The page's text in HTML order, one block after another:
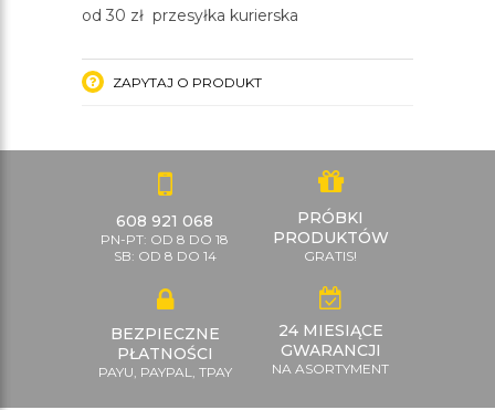
od 30 zł przesyłka kurierska
ZAPYTAJ O PRODUKT
608 921 068
PN-PT: OD 8 DO 18
SB: OD 8 DO 14
PRÓBKI
PRODUKTÓW
GRATIS!
BEZPIECZNE
PŁATNOŚCI
PAYU, PAYPAL, TPAY
24 MIESIĄCE
GWARANCJI
NA ASORTYMENT